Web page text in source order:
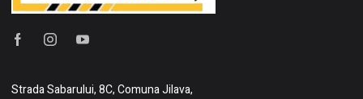
Strada Sabarului, 8C, Comuna Jilava,